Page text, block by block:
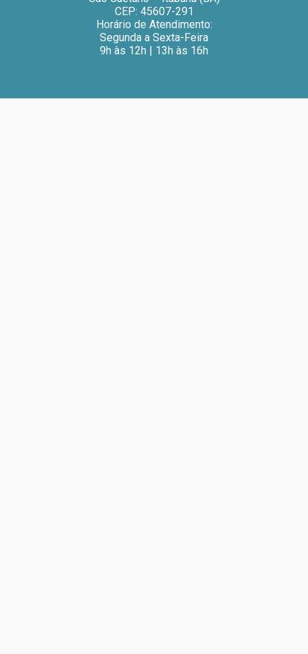
CEP: 45607-291
Horário de Atendimento:
Segunda a Sexta-Feira
9h às 12h | 13h às 16h